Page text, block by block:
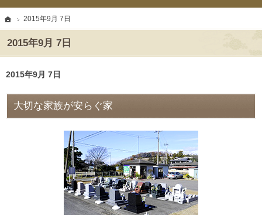
ホーム
2015年9月 7日
2015年9月 7日
2015年9月 7日
大切な家族が安らぐ家